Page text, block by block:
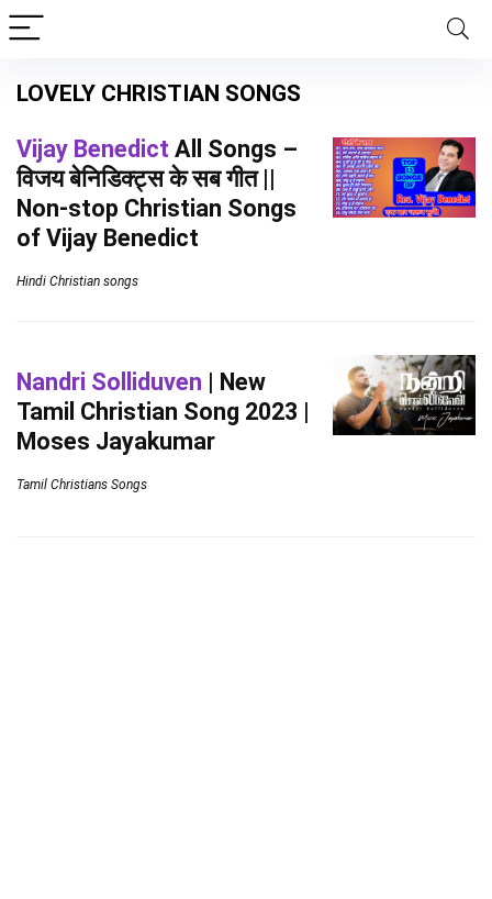
LOVELY CHRISTIAN SONGS
Vijay Benedict All Songs –
विजय बेनिडिक्ट्स के सब गीत ||
Non-stop Christian Songs
of Vijay Benedict
Hindi Christian songs
Nandri Solliduven | New
Tamil Christian Song 2023 |
Moses Jayakumar
Tamil Christians Songs